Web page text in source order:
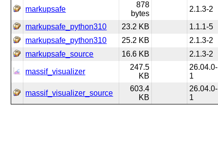
markupsafe
878
bytes
2.1.3-2
markupsafe_python310 23.2 KB
1.1.1-5
markupsafe_python310
25.2 KB
2.1.3-2
markupsafe_source
16.6 KB 2.1.3-2
massif_visualizer
247.5
KB
26.04.0-
1
massif_visualizer_source
603.4
KB
26.04.0-
1